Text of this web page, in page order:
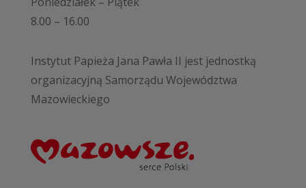
8.00 – 16.00
Instytut Papieża Jana Pawła II jest jednostką
organizacyjną Samorządu Województwa
Mazowieckiego